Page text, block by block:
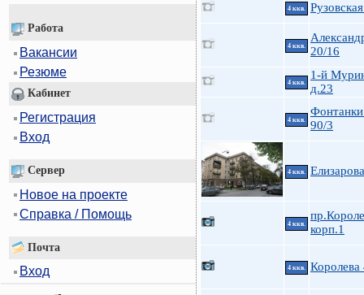
Работа
Вакансии
Резюме
Кабинет
Регистрация
Вход
Сервер
Новое на проекте
Справка / Помощь
Почта
Вход
4 ккв.
4 ккв.
20/16
4 ккв.
1-й
д.23
4 ккв.
90/3
4 ккв.
4 ккв.
корп.1
4 ккв. Королева